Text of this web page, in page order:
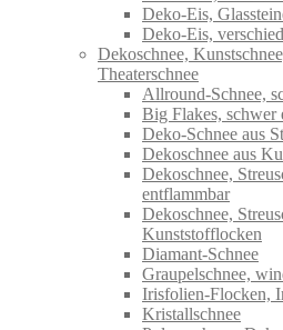
Deko-Eis,
Deko-Eis,
Dekoschnee,
Theaterschnee
Allround-Schnee,
Big Flakes, schwer
Deko-Schnee aus
Dekoschnee aus
Dekoschnee,
entflammbar
Dekoschnee,
Kunststofflocken
Diamant-Schnee
Graupelschnee,
Irisfolien-Flocken,
Kristallschnee